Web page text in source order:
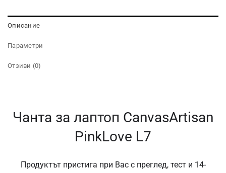
Описание
Параметри
Отзиви (0)
Чанта за лаптоп CanvasArtisan
PinkLove L7
Продуктът пристига при Вас с преглед, тест и 14-